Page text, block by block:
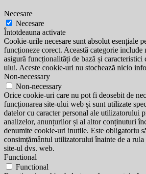
Necesare
Necesare
Întotdeauna activate
Cookie-urile necesare sunt absolut esențiale
funcționeze corect. Această categorie
asigură funcționalități de bază și caracteristici
ului. Aceste cookie-uri nu stochează nicio
Non-necessary
Non-necessary
Orice cookie-uri care nu pot fi deosebit de
funcționarea site-ului web și sunt utilizate
datelor cu caracter personal ale utilizatorului
analizelor, anunțurilor și al altor conținuturi
denumite cookie-uri inutile. Este obligatoriu
consimțământul utilizatorului înainte de a rula
site-ul dvs. web.
Functional
Functional